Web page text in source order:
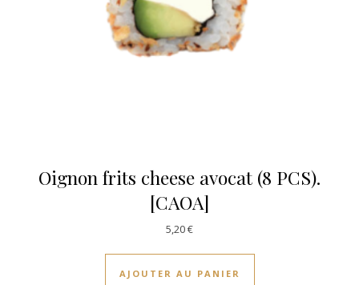
Oignon frits cheese avocat (8 PCS).
[CAOA]
5,20€
AJOUTER AU PANIER